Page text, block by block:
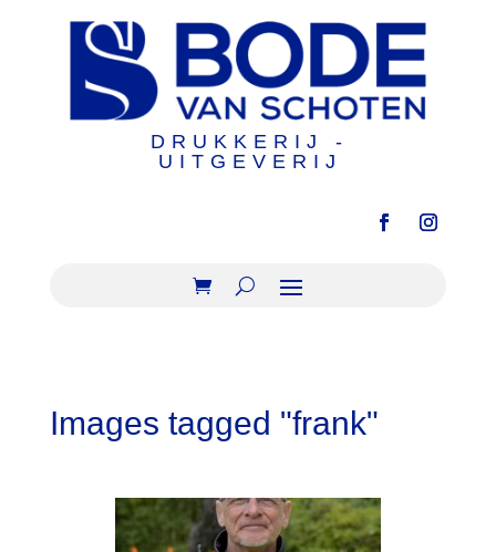
DRUKKERIJ -
UITGEVERIJ
Images tagged "frank"